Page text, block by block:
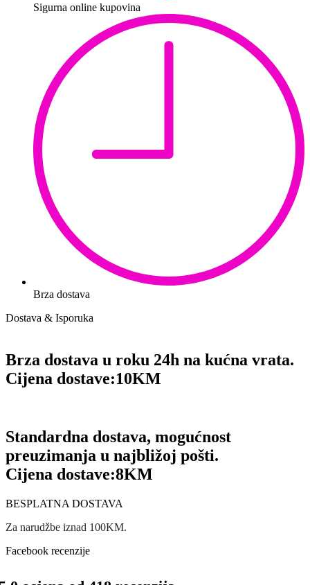
Sigurna online kupovina
Brza dostava
Dostava & Isporuka
Brza dostava u roku 24h na kućna vrata.
Cijena dostave:10KM
Standardna dostava, mogućnost
preuzimanja u najbližoj pošti.
Cijena dostave:8KM
BESPLATNA DOSTAVA
Za narudžbe iznad 100KM.
Facebook recenzije